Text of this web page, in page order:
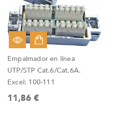
Empalmador en línea
UTP/STP Cat.6/Cat.6A.
Excel: 100-111
11,86 €